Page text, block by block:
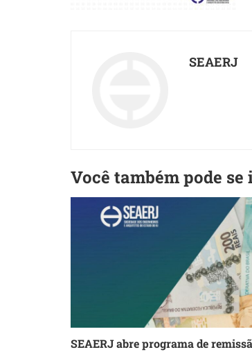
SEAERJ
Você também pode
SEAERJ abre programa de